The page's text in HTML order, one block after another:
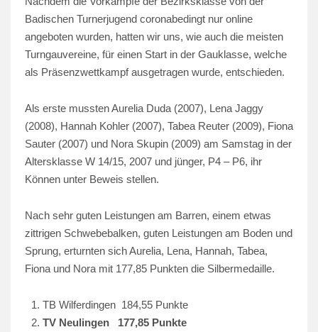
Badischen Turnerjugend coronabedingt nur online
angeboten wurden, hatten wir uns, wie auch die meisten
Turngauvereine, für einen Start in der Gauklasse, welche
als Präsenzwettkampf ausgetragen wurde, entschieden.
Als erste mussten Aurelia Duda (2007), Lena Jaggy
(2008), Hannah Kohler (2007), Tabea Reuter (2009), Fiona
Sauter (2007) und Nora Skupin (2009) am Samstag in der
Altersklasse W 14/15, 2007 und jünger, P4 – P6, ihr
Können unter Beweis stellen.
Nach sehr guten Leistungen am Barren, einem etwas
zittrigen Schwebebalken, guten Leistungen am Boden und
Sprung, erturnten sich Aurelia, Lena, Hannah, Tabea,
Fiona und Nora mit 177,85 Punkten die Silbermedaille.
TB Wilferdingen 184,55 Punkte
TV Neulingen 177,85 Punkte